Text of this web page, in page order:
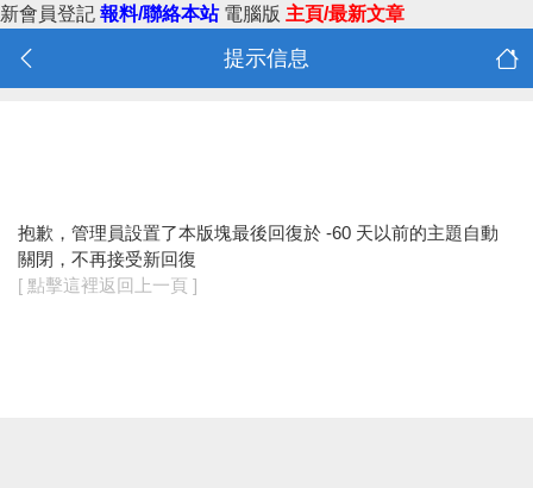
新會員登記 報料/聯絡本站 電腦版 主頁/最新文章
提示信息
抱歉，管理員設置了本版塊最後回復於 -60 天以前的主題自動
關閉，不再接受新回復
[ 點擊這裡返回上一頁 ]